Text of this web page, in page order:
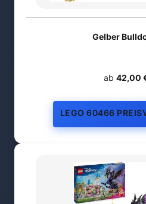
Gelber
ab 42,00
LEGO 60466